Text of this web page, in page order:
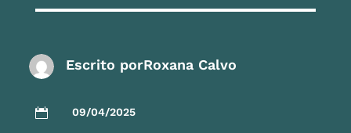
Escrito porRoxana Calvo
 09/04/2025